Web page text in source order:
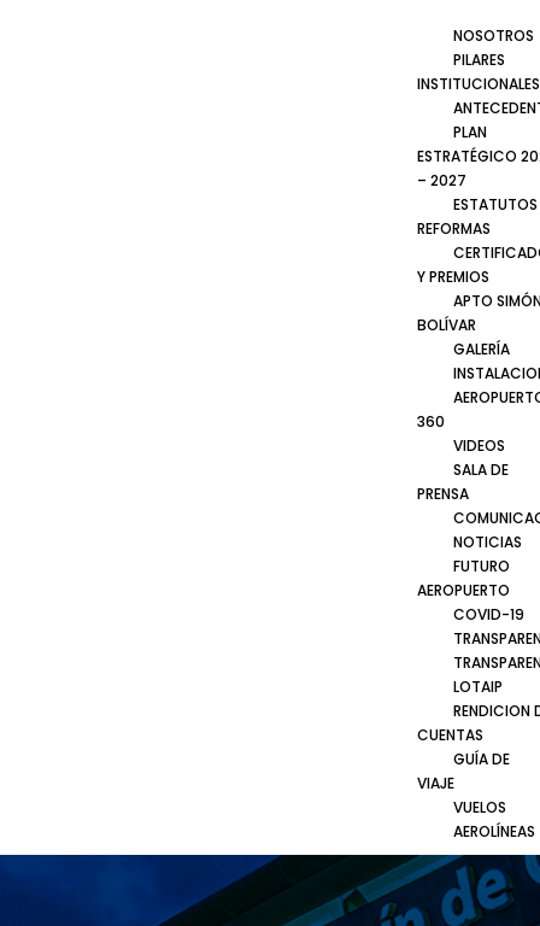
NOSOTROS
PILARES
INSTITUCIONALES
PLAN
ESTRATÉGICO
– 2027
ESTATUTOS
REFORMAS
Y PREMIOS
APTO
BOLÍVAR
GALERÍA
360
VIDEOS
SALA DE
PRENSA
NOTICIAS
FUTURO
AEROPUERTO
COVID-19
LOTAIP
RENDICION
CUENTAS
GUÍA DE
VIAJE
VUELOS
AEROLÍNEAS